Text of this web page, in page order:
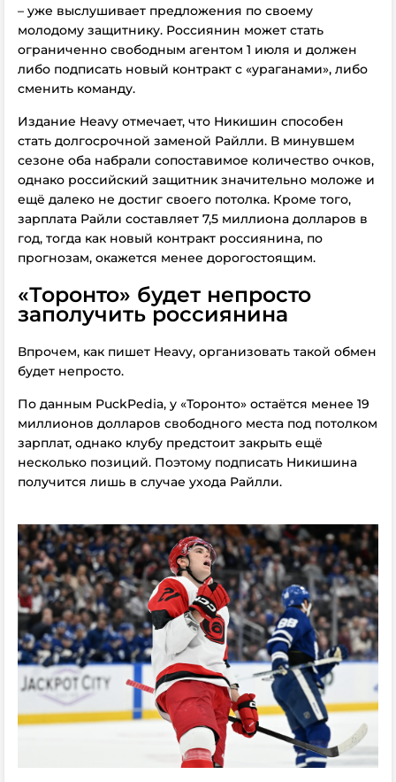
– уже выслушивает предложения по своему
молодому защитнику. Россиянин может стать
ограниченно свободным агентом 1 июля и должен
либо подписать новый контракт с «ураганами», либо
сменить команду.
Издание Heavy отмечает, что Никишин способен
стать долгосрочной заменой Райлли. В минувшем
сезоне оба набрали сопоставимое количество очков,
однако российский защитник значительно моложе и
ещё далеко не достиг своего потолка. Кроме того,
зарплата Райли составляет 7,5 миллиона долларов в
год, тогда как новый контракт россиянина, по
прогнозам, окажется менее дорогостоящим.
«Торонто» будет непросто
заполучить россиянина
Впрочем, как пишет Heavy, организовать такой обмен
будет непросто.
По данным PuckPedia, у «Торонто» остаётся менее 19
миллионов долларов свободного места под потолком
зарплат, однако клубу предстоит закрыть ещё
несколько позиций. Поэтому подписать Никишина
получится лишь в случае ухода Райлли.